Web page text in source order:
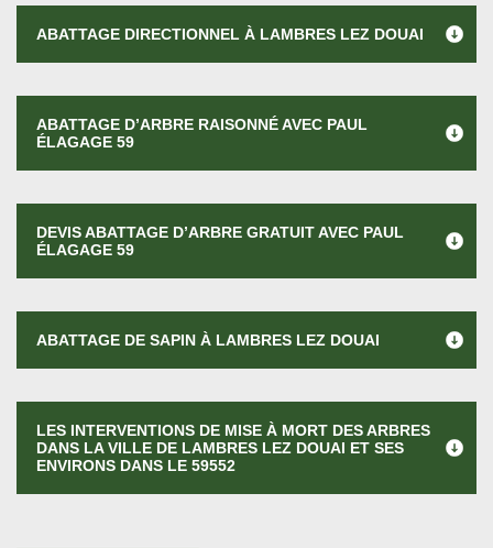
ABATTAGE DIRECTIONNEL À LAMBRES LEZ DOUAI
ABATTAGE D’ARBRE RAISONNÉ AVEC PAUL
ÉLAGAGE 59
DEVIS ABATTAGE D’ARBRE GRATUIT AVEC PAUL
ÉLAGAGE 59
ABATTAGE DE SAPIN À LAMBRES LEZ DOUAI
LES INTERVENTIONS DE MISE À MORT DES ARBRES
DANS LA VILLE DE LAMBRES LEZ DOUAI ET SES
ENVIRONS DANS LE 59552